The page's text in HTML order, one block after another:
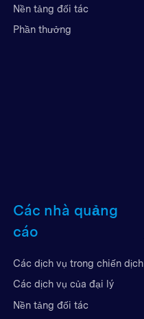
Nền tảng đối tác
Phần thưởng
Các nhà quảng
cáo
Các dịch vụ trong chiến dịch
Các dịch vụ của đại lý
Nền tảng đối tác